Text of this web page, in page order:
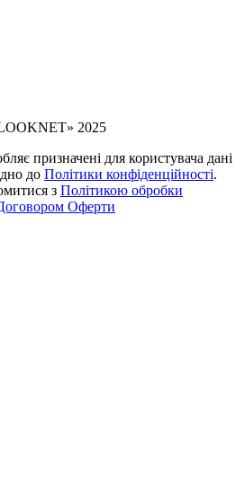
2025
призначені для користувача дані
до Політики конфіденційності.
з Політикою обробки
Оферти